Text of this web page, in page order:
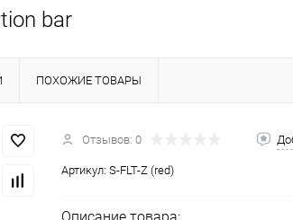
bar
ПОХОЖИЕ ТОВАРЫ
Отзывов: 0
Артикул: S-FLT-Z (red)